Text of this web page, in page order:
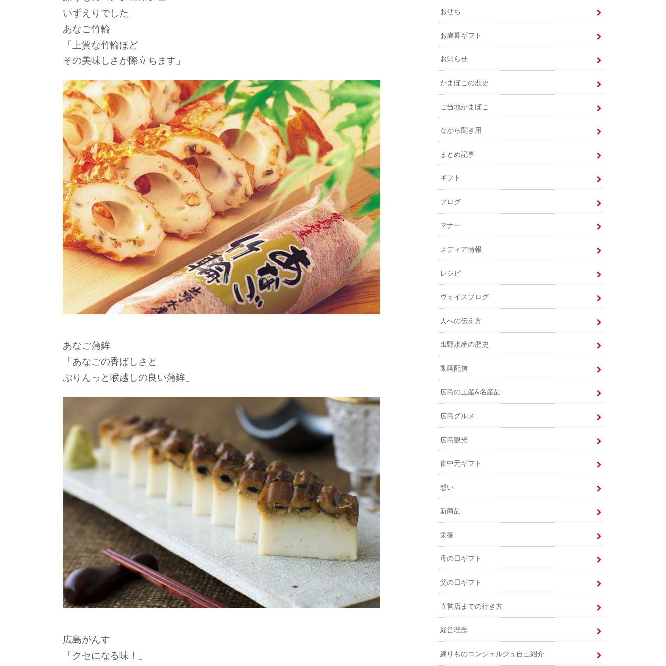
いずえりでした
あなご竹輪
「上質な竹輪ほど
その美味しさが際立ちます」
あなご蒲鉾
「あなごの香ばしさと
ぷりんっと喉越しの良い蒲鉾」
広島がんす
「クセになる味！」
おせち
お歳暮ギフト
お知らせ
かまぼこの歴史
ご当地かまぼこ
ながら聞き用
まとめ記事
ギフト
ブログ
マナー
メディア情報
レシピ
ヴォイスブログ
人への伝え方
出野水産の歴史
動画配信
広島の土産&名産品
広島グルメ
広島観光
御中元ギフト
想い
新商品
栄養
母の日ギフト
父の日ギフト
直営店までの行き方
経営理念
練りものコンシェルジュ自己紹介